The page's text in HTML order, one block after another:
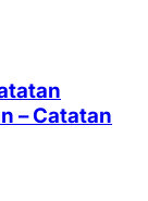
– Catatan